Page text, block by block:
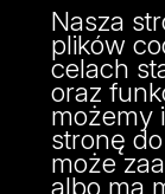
ul.
NIP: 724 000
Adres do
AE:PL-74796-
KONTAKT
Nasza
plików
celach
oraz
możemy
stronę
może
albo ma